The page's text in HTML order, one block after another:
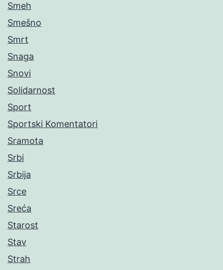
Smeh
Smešno
Smrt
Snaga
Snovi
Solidarnost
Sport
Sportski Komentatori
Sramota
Srbi
Srbija
Srce
Sreća
Starost
Stav
Strah